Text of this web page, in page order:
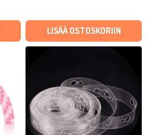
€19,90.€10,95.
LISÄÄ OSTOSKORIIN